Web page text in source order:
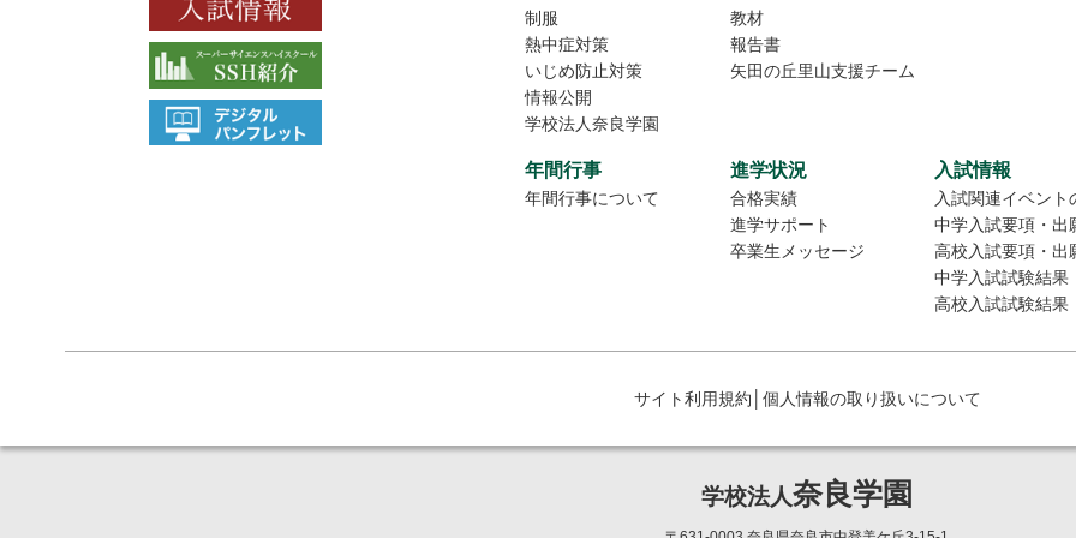
制服
熱中症対策
いじめ防止対策
情報公開
学校法人奈良学園
教材
報告書
矢田の丘里山支援チーム
年間行事
年間行事について
進学状況
合格実績
進学サポート
卒業生メッセージ
入試情報
入試関連イベント
中学入試要項・出
高校入試要項・出
中学入試試験結果
高校入試試験結果
サイト利用規約 個人情報の取り扱いについて
学校法人奈良学園